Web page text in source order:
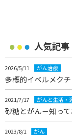
人気記事
2026/5/11 がん治療
多標的イベルメク
2021/7/17 がんと生活・
砂糖とがん－知っ
2023/8/1 がん